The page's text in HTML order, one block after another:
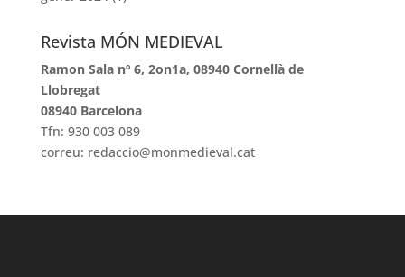
Revista MÓN MEDIEVAL
Ramon Sala nº 6, 2on1a, 08940 Cornellà de
Llobregat
08940 Barcelona
Tfn: 930 003 089
correu: redaccio@monmedieval.cat